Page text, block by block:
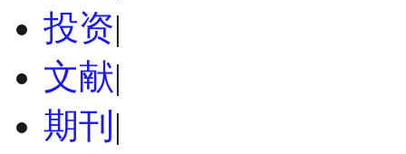
投资|
文献|
期刊 |